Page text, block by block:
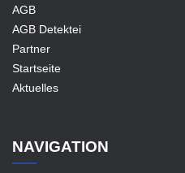
AGB
AGB Detektei
Partner
Startseite
Aktuelles
NAVIGATION